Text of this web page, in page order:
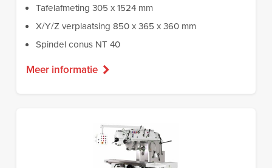
Tafelafmeting 305 x 1524 mm
X/Y/Z verplaatsing 850 x 365 x 360 mm
Spindel conus NT 40
Meer informatie